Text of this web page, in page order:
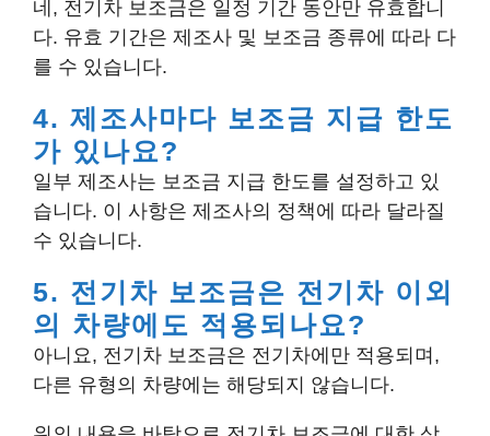
네, 전기차 보조금은 일정 기간 동안만 유효합니
다. 유효 기간은 제조사 및 보조금 종류에 따라 다
를 수 있습니다.
4. 제조사마다 보조금 지급 한도
가 있나요?
일부 제조사는 보조금 지급 한도를 설정하고 있
습니다. 이 사항은 제조사의 정책에 따라 달라질
수 있습니다.
5. 전기차 보조금은 전기차 이외
의 차량에도 적용되나요?
아니요, 전기차 보조금은 전기차에만 적용되며,
다른 유형의 차량에는 해당되지 않습니다.